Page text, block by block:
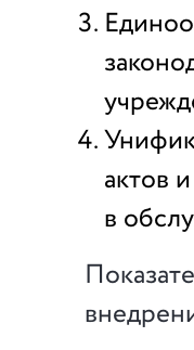
актов
в